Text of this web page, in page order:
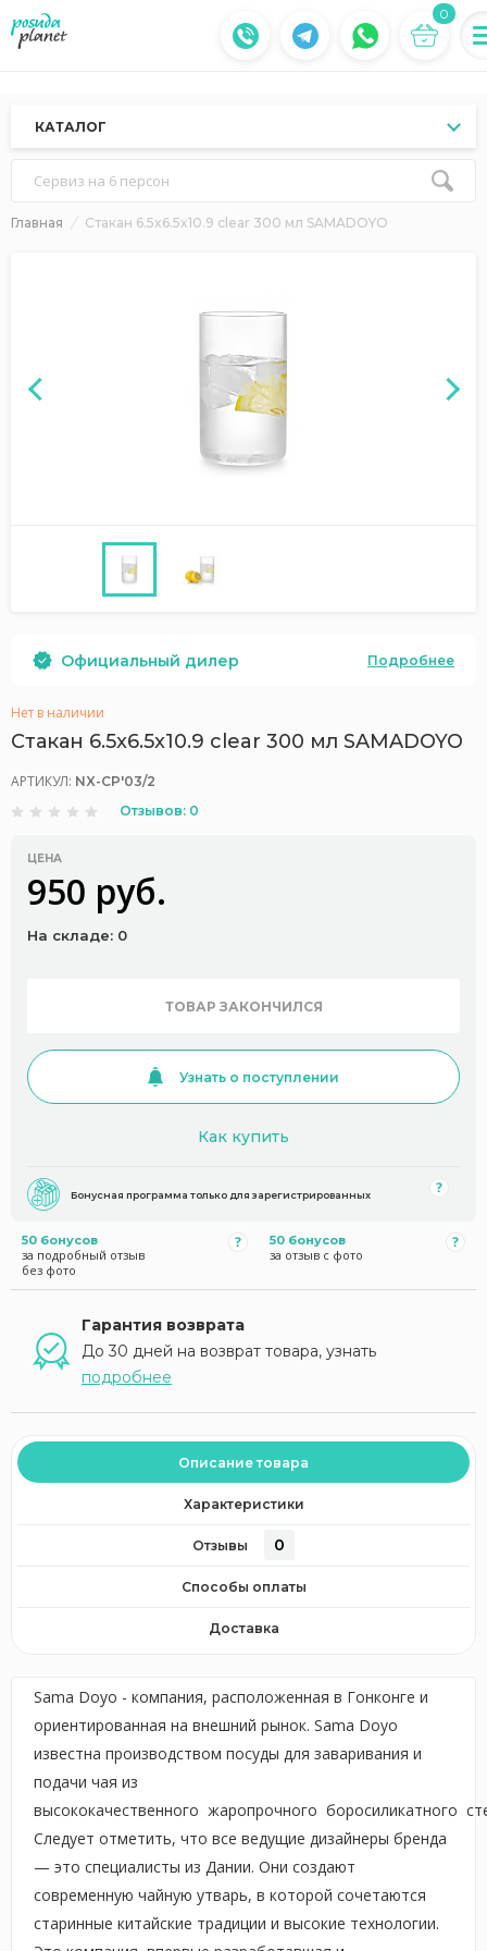
0
КАТАЛОГ
Сервиз на 6 персон
Главная Стакан 6.5x6.5x10.9 clear 300 мл SAMADOYO
Официальный дилер Подробнее
Нет в наличии
Стакан 6.5x6.5x10.9 clear 300 мл SAMADOYO
АРТИКУЛ: NX-CP'03/2
Отзывов: 0
ЦЕНА
950 руб.
На складе: 0
ТОВАР ЗАКОНЧИЛСЯ
Узнать о поступлении
Как купить
Бонусная программа только для зарегистрированных
50 бонусов
за подробный отзыв
без фото
50 бонусов
за отзыв с фото
Гарантия возврата
До 30 дней на возврат товара, узнать
подробнее
Описание товара
Характеристики
Отзывы 0
Способы оплаты
Доставка
Sama Doyo - компания, расположенная в Гонконге и
ориентированная на внешний рынок. Sama Doyo
известна производством посуды для заваривания и
подачи чая из
высококачественного жаропрочного боросиликатного
Следует отметить, что все ведущие дизайнеры бренда
— это специалисты из Дании. Они создают
современную чайную утварь, в которой сочетаются
старинные китайские традиции и высокие технологии.